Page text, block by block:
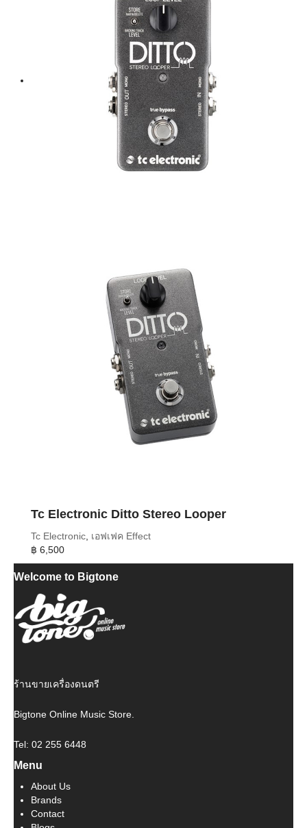
Tc Electronic Ditto Stereo Looper
Tc Electronic, เอฟเฟค Effect
฿ 6,500
Welcome to Bigtone
ร้านขายเครื่องดนตรี
Bigtone Online Music Store.
Tel: 02 255 6448
Menu
About Us
Brands
Contact